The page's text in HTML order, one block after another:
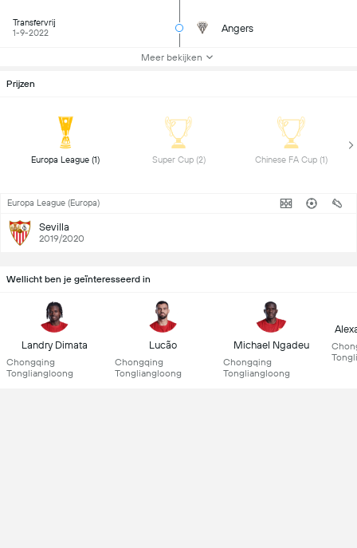
Transfervrij
1-9-2022
Angers
Meer bekijken
Prijzen
Super Cup (2)
Europa League (Europa)
Sevilla
2019/2020
Wellicht ben je geïnteresseerd in
Landry Dimata
Chongqing
Tongliangloong
Lucão
Chongqing
Tongliangloong
Michael Ngadeu
Chongqing
Tongliangloong